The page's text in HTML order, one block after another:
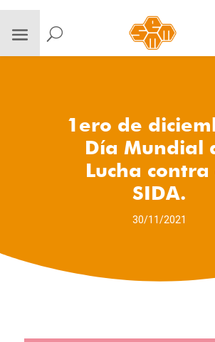
1ero de
Día Mundial
Lucha contra
SIDA.
30/11/2021